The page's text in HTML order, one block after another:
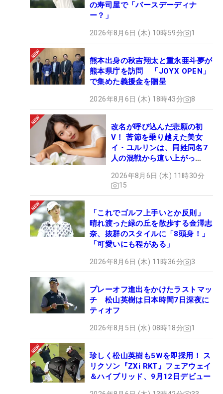
の寿司屋で「バースデーディナ
ー？」
2026年8月6日 (木) 10時59分 1
熊本出身の秋吉翔太と重永亜斗夢が
熊本県庁を訪問 「JOYX OPEN」
で集めた義援金を贈呈
2026年8月6日 (木) 18時43分 8
改名が呼び込んだ悲願の初
V！ 苦節を乗り越えた美女
イ・ユルリンは、同姓同名7
人の混戦から這い上がっ
2026年8月6日 (木) 11時30分
15
「これでゴルフ上手いとか反則」
晴れ渡った緑の丘を散歩する金澤志
奈、抜群のスタイルに「8頭身！」
「可愛いにも程がある」
2026年8月6日 (木) 11時36分 3
プレーオフ進出をかけたラストマッ
チ 松山英樹は日本時間7日深夜に
ティオフ
2026年8月5日 (水) 08時18分 1
珍しく松山英樹も5Wを即採用！ ス
リクソン『ZXi RKT』フェアウェイ
＆ハイブリッド、9月12日デビュー